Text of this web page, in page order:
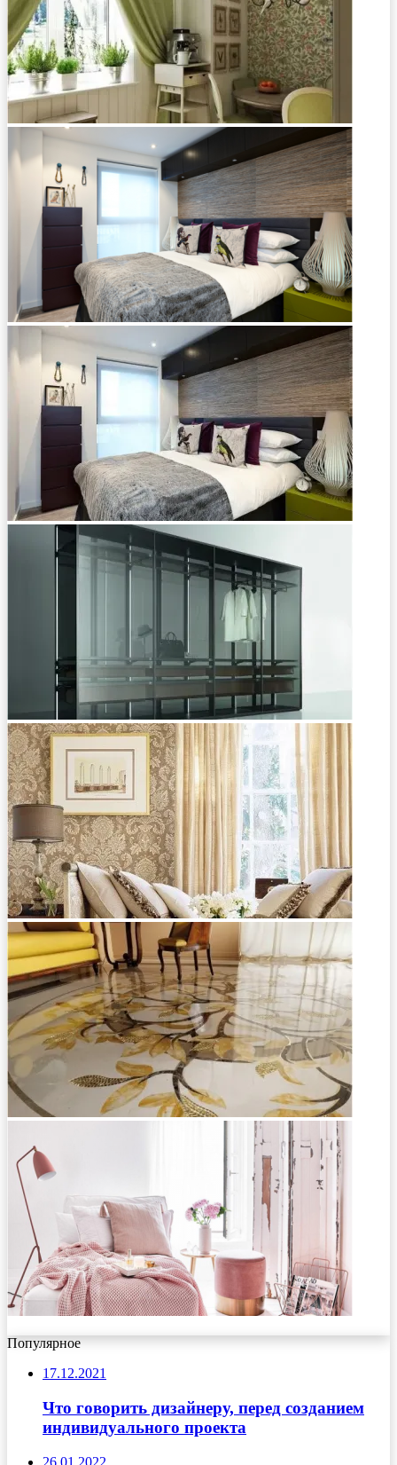
Популярное
17.12.2021
Что говорить дизайнеру, перед созданием
индивидуального проекта
26.01.2022